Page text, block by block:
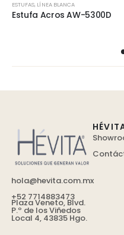
ESTUFAS, LÍNEA BLANCA
Estufa Acros AW-5300D
hola@hevita.com.mx
+52 7714883473
Plaza Veneto, Blvd.
P.º de los Viñedos
Local 4, 43835 Hgo.